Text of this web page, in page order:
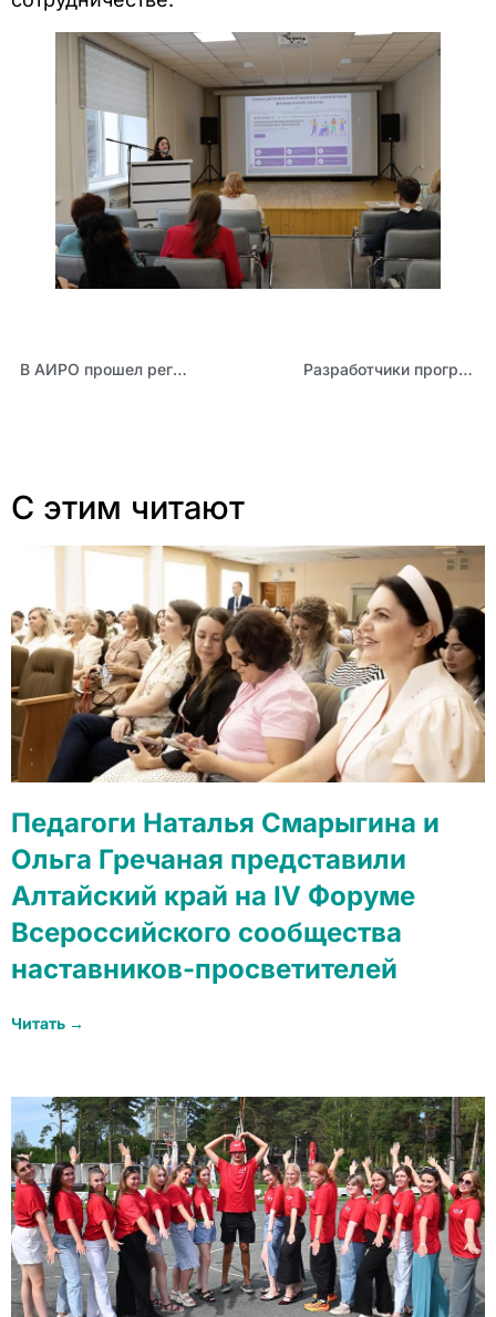
В АИРО прошел региональный этап Всероссийской олимпиады «Хранители русского языка» Разработчики программного обеспечения для центров образования «Точка роста» провели в АИРО обучающий семинар
С этим читают
Педагоги Наталья Смарыгина и
Ольга Гречаная представили
Алтайский край на IV Форуме
Всероссийского сообщества
наставников-просветителей
Читать →